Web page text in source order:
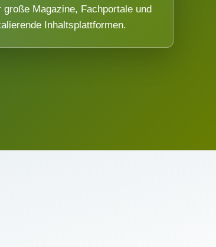
große Magazine, Fachportale und
Inhaltsplattformen.